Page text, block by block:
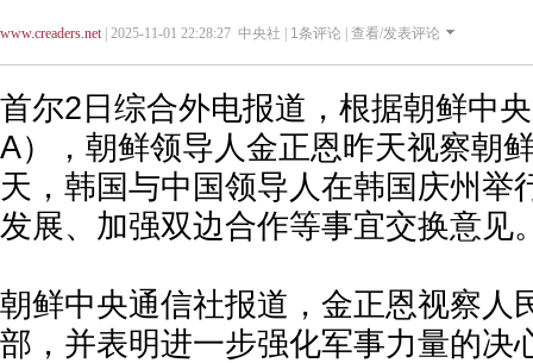
www.creaders.net| 2025-11-01 22:28:27 中央社 | 1条评论 | 查看/发表评论
首尔2日综合外电报道，根据朝鲜中
A），朝鲜领导人金正恩昨天视察朝
天，韩国与中国领导人在韩国庆州举
发展、加强双边合作等事宜交换意见
朝鲜中央通信社报道，金正恩视察人
部，并表明进一步强化军事力量的决